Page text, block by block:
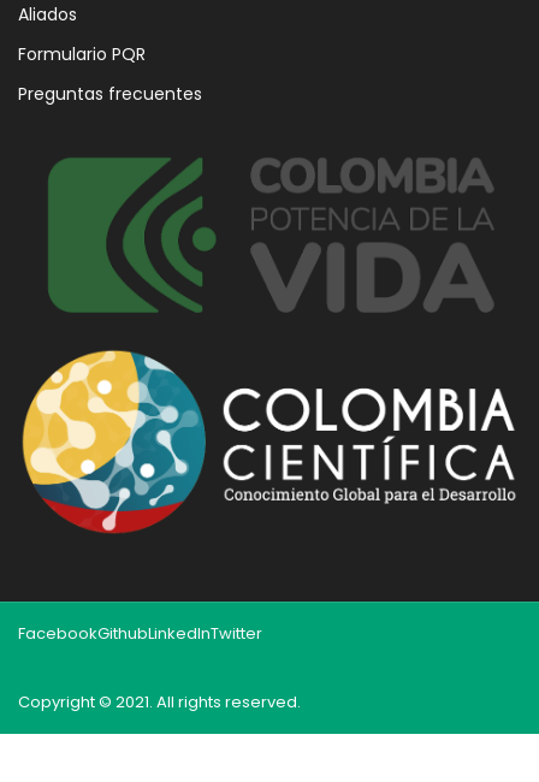
Aliados
Formulario PQR
Preguntas frecuentes
FacebookGithubLinkedInTwitter
Copyright © 2021. All rights reserved.